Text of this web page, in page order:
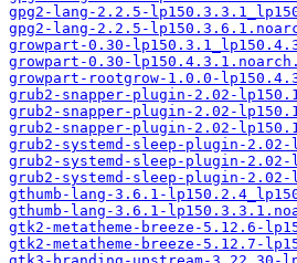
gpg2-lang-2.2.5-
gpg2-lang-2.2.5-
growpart-0.30-
growpart-0.30-
growpart-rootgrow-1.0.0-
grub2-snapper-plugin-2.02-
grub2-snapper-plugin-2.02-
grub2-snapper-plugin-2.02-
grub2-systemd-sleep-plugin-
grub2-systemd-sleep-plugin-
grub2-systemd-sleep-plugin-
gthumb-lang-3.6.1-
gthumb-lang-3.6.1-
gtk2-metatheme-breeze-5.12.6-
gtk2-metatheme-breeze-5.12.7-